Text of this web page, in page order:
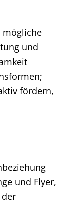
mögliche
und
fördern,
und Flyer,